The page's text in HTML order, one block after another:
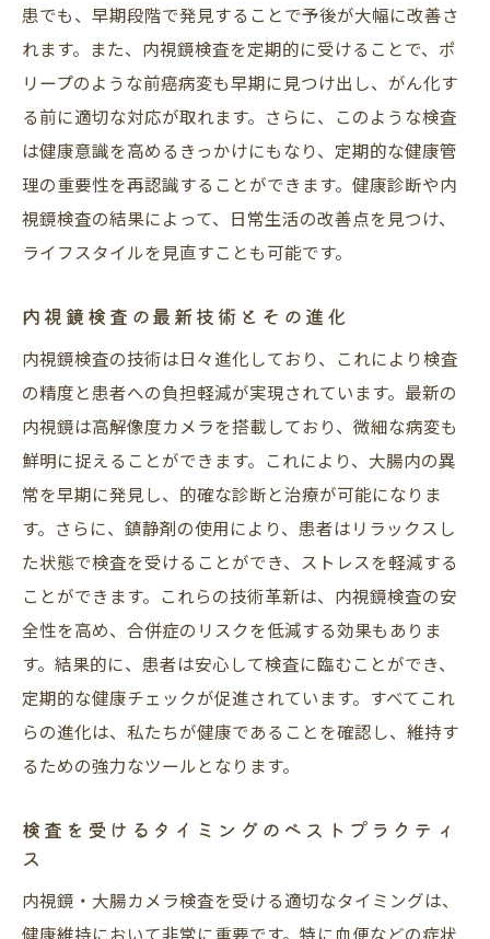
安心感を得るための事前カウンセリング
内視鏡検査後のフォローアップ体制の重要
性
内視鏡・大腸カメラ検査の流れを知って安心し
て準備しよう
検査前の準備と食事制限について
検査当日の流れと注意事項
事前に知っておくべきQ&A
内視鏡検査を初めて受ける方へのガイド
血便を放置しない！内視鏡・大腸カメラで迅速
に対応するポイント
緊急性を見極めるためのセルフチェック
早期対応の重要性とその理由
内視鏡検査を受けるまでの迅速な行動
医療機関への相談時に伝えるべき情報
症状を隠さず正確に伝える重要性
迅速な対応がもたらす安心感
内視鏡検査で見つかる初期症状を把握して健康
初期症状の具体例とその特徴
早期治療の可能性を広げるために
患でも、早期段階で発見することで予後が大幅に改善さ
れます。また、内視鏡検査を定期的に受けることで、ポ
リープのような前癌病変も早期に見つけ出し、がん化す
る前に適切な対応が取れます。さらに、このような検査
は健康意識を高めるきっかけにもなり、定期的な健康管
理の重要性を再認識することができます。健康診断や内
視鏡検査の結果によって、日常生活の改善点を見つけ、
ライフスタイルを見直すことも可能です。
内視鏡検査の最新技術とその進化
内視鏡検査の技術は日々進化しており、これにより検査
の精度と患者への負担軽減が実現されています。最新の
内視鏡は高解像度カメラを搭載しており、微細な病変も
鮮明に捉えることができます。これにより、大腸内の異
常を早期に発見し、的確な診断と治療が可能になりま
す。さらに、鎮静剤の使用により、患者はリラックスし
た状態で検査を受けることができ、ストレスを軽減する
ことができます。これらの技術革新は、内視鏡検査の安
全性を高め、合併症のリスクを低減する効果もありま
す。結果的に、患者は安心して検査に臨むことができ、
定期的な健康チェックが促進されています。すべてこれ
らの進化は、私たちが健康であることを確認し、維持す
るための強力なツールとなります。
検査を受けるタイミングのベストプラクティ
ス
内視鏡・大腸カメラ検査を受ける適切なタイミングは、
健康維持において非常に重要です。特に血便などの症状